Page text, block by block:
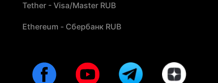
Tether - Visa/Master RUB
Ethereum - Сбербанк RUB